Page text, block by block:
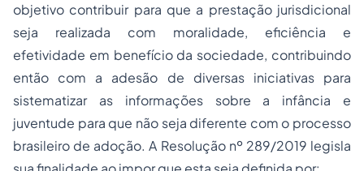
objetivo contribuir para que a prestação jurisdicional
seja realizada com moralidade, eficiência e
efetividade em benefício da sociedade, contribuindo
então com a adesão de diversas iniciativas para
sistematizar as informações sobre a infância e
juventude para que não seja diferente com o processo
brasileiro de adoção. A Resolução nº 289/2019 legisla